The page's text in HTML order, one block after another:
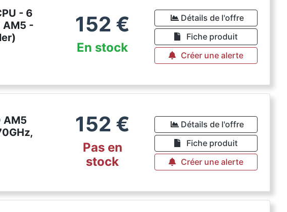
- 6
AM5 -
152 €
En stock
Détails de l'offre
Fiche produit
Créer une alerte
AM5
152 €
Pas en
stock
Détails de l'offre
Fiche produit
Créer une alerte